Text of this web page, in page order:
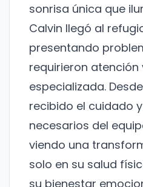
sonrisa única que
Calvin llegó al
presentando
requirieron atención
especializada.
recibido el cuidado
necesarios del
viendo una
solo en su salud
su bienestar